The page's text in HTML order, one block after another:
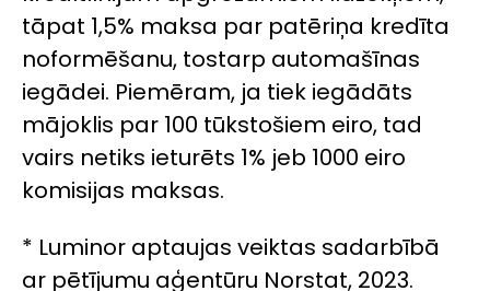
tāpat 1,5% maksa par patēriņa kredīta
noformēšanu, tostarp automašīnas
iegādei. Piemēram, ja tiek iegādāts
mājoklis par 100 tūkstošiem eiro, tad
vairs netiks ieturēts 1% jeb 1000 eiro
komisijas maksas.
* Luminor aptaujas veiktas sadarbībā
ar pētījumu aģentūru Norstat, 2023.